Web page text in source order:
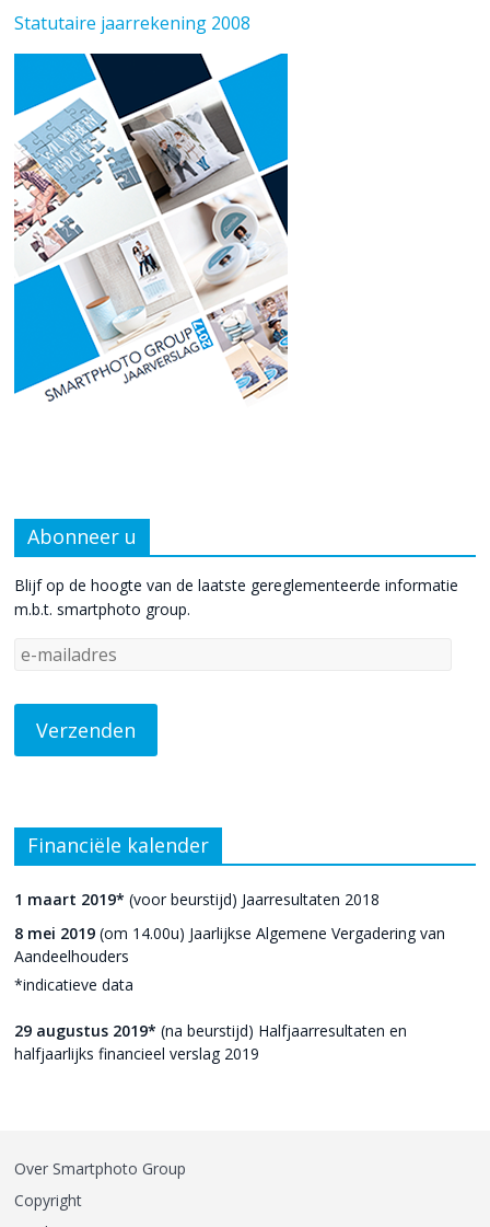
Statutaire jaarrekening 2008
Abonneer u
Blijf op de hoogte van de laatste gereglementeerde informatie
m.b.t. smartphoto group.
Financiële kalender
1 maart 2019* (voor beurstijd) Jaarresultaten 2018
8 mei 2019 (om 14.00u) Jaarlijkse Algemene Vergadering van
Aandeelhouders
*indicatieve data
29 augustus 2019* (na beurstijd) Halfjaarresultaten en
halfjaarlijks financieel verslag 2019
Over Smartphoto Group
Copyright